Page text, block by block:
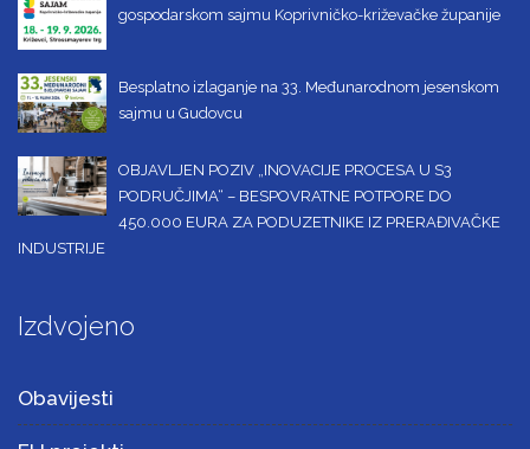
gospodarskom sajmu Koprivničko-križevačke županije
Besplatno izlaganje na 33. Međunarodnom jesenskom
sajmu u Gudovcu
OBJAVLJEN POZIV „INOVACIJE PROCESA U S3
PODRUČJIMA“ – BESPOVRATNE POTPORE DO
450.000 EURA ZA PODUZETNIKE IZ PRERAĐIVAČKE
INDUSTRIJE
Izdvojeno
Obavijesti